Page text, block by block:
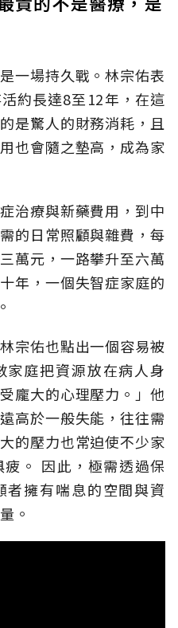
一場持久戰。林宗佑表
約長達8至12年，在這
是驚人的財務消耗，且
也會隨之墊高，成為家
治療與新藥費用，到中
的日常照顧與雜費，每
萬元，一路攀升至六萬
年，一個失智症家庭的
宗佑也點出一個容易被
家庭把資源放在病人身
龐大的心理壓力。」他
高於一般失能，往往需
的壓力也常迫使不少家
。 因此，極需透過保
者擁有喘息的空間與資
。